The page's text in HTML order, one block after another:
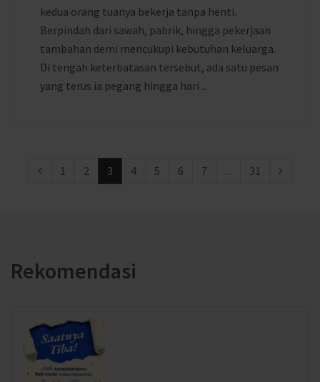
kedua orang tuanya bekerja tanpa henti.
Berpindah dari sawah, pabrik, hingga pekerjaan
tambahan demi mencukupi kebutuhan keluarga.
Di tengah keterbatasan tersebut, ada satu pesan
yang terus ia pegang hingga hari ...
1 2 3 4 5 6 7 ... 31
Rekomendasi